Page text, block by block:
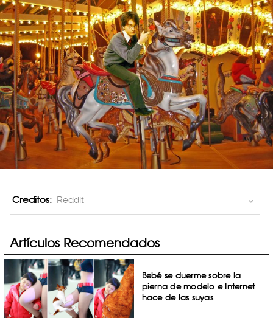
Creditos: Reddit
Artículos Recomendados
Bebé se duerme sobre la
pierna de modelo e Internet
hace de las suyas